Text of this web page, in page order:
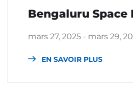
Bengaluru Space
mars 27, 2025 - mars 29,
EN SAVOIR PLUS